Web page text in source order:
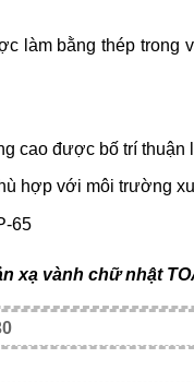
làm bằng thép
cao được bố trí thuận
hợp với môi trường
65
xạ vành chữ nhật